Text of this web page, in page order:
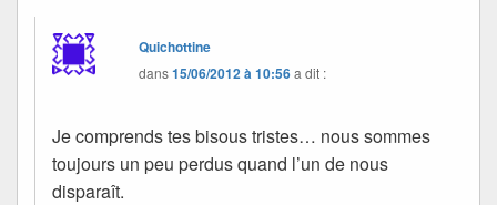
Quichottine
dans15/06/2012 à 10:56a dit :
Je comprends tes bisous tristes… nous sommes
toujours un peu perdus quand l’un de nous
disparaît.